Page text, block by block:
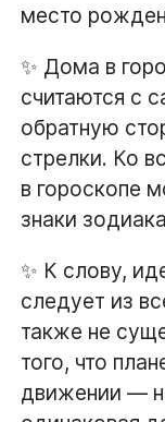
место
✨ Дома в
считаются с
обратную
стрелки. Ко
в гороскопе
знаки
✨ К слову,
следует из
также не
того, что
движении —